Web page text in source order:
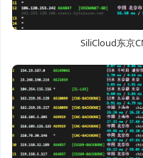
SiliCloud东京